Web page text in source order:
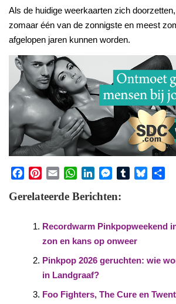
Als de huidige weerkaarten zich
zomaar één van de zonnigste en meest
afgelopen jaren kunnen worden.
Gerelateerde Berichten:
Recordwarm Pinkpopweekend
zon en kans op onweer
Pinkpop 2026 geruchten: wie
in Landgraaf?
Foo Fighters, The Cure en